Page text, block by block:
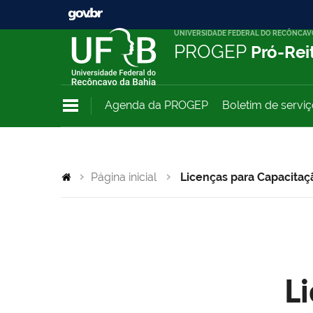
UNIVERSIDADE FEDERAL DO
PROGEP Pró-
Agenda da PROGEP Boletim de
Página inicial Licenças para